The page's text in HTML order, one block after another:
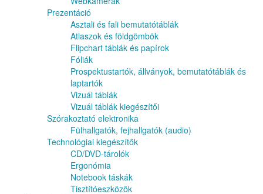
Prezentáció
Asztali és fali bemutatótáblák
Atlaszok és földgömbök
Flipchart táblák és papírok
Fóliák
Prospektustartók, állványok, bemutatótáblák és
laptartók
Vizuál táblák
Vizuál táblák kiegészítői
Szórakoztató elektronika
Fülhallgatók, fejhallgatók (audio)
Technológiai kiegészítők
CD/DVD-tárolók
Ergonómia
Notebook táskák
Tisztítóeszközök